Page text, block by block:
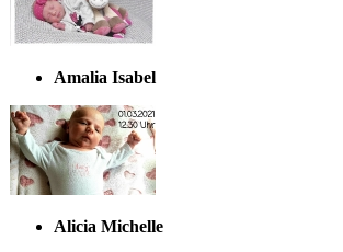
Amalia Isabel
Alicia Michelle